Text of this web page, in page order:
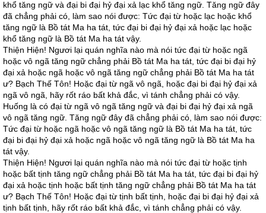
khổ tăng ngữ và đại bi đại hỷ đại xả lạc khổ tăng ngữ. Tăng ngữ đây
đã chẳng phải có, làm sao nói được: Tức đại từ hoặc lạc hoặc khổ
tăng ngữ là Bồ tát Ma ha tát, tức đại bi đại hỷ đại xả hoặc lạc hoặc
khổ tăng ngữ là Bồ tát Ma ha tát vậy.
Thiện Hiện! Ngươi lại quán nghĩa nào mà nói tức đại từ hoặc ngã
hoặc vô ngã tăng ngữ chẳng phải Bồ tát Ma ha tát, tức đại bi đại hỷ
đại xả hoặc ngã hoặc vô ngã tăng ngữ chẳng phải Bồ tát Ma ha tát
ư? Bạch Thế Tôn! Hoặc đại từ ngã vô ngã, hoặc đại bi đại hỷ đại xả
ngã vô ngã, hãy rốt ráo bất khả đắc, vì tánh chẳng phải có vậy.
Huống là có đại từ ngã vô ngã tăng ngữ và đại bi đại hỷ đại xả ngã
vô ngã tăng ngữ. Tăng ngữ đây đã chẳng phải có, làm sao nói được:
Tức đại từ hoặc ngã hoặc vô ngã tăng ngữ là Bồ tát Ma ha tát, tức
đại bi đại hỷ đại xả hoặc ngã hoặc vô ngã tăng ngữ là Bồ tát Ma ha
tát vậy.
Thiện Hiện! Ngươi lại quán nghĩa nào mà nói tức đại từ hoặc tịnh
hoặc bất tịnh tăng ngữ chẳng phải Bồ tát Ma ha tát, tức đại bi đại hỷ
đại xả hoặc tịnh hoặc bất tịnh tăng ngữ chẳng phải Bồ tát Ma ha tát
ư? Bạch Thế Tôn! Hoặc đại từ tịnh bất tịnh, hoặc đại bi đại hỷ đại xả
tịnh bất tịnh, hãy rốt ráo bất khả đắc, vì tánh chẳng phải có vậy.